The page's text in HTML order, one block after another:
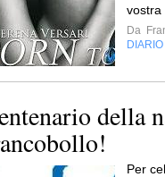
vostra
Da
della
Per